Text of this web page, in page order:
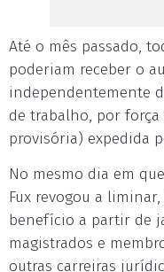
Até o mês passado,
poderiam receber o
independentemente
de trabalho, por
provisória) expedida
No mesmo dia em
Fux revogou a
benefício a partir de
magistrados e
outras carreiras